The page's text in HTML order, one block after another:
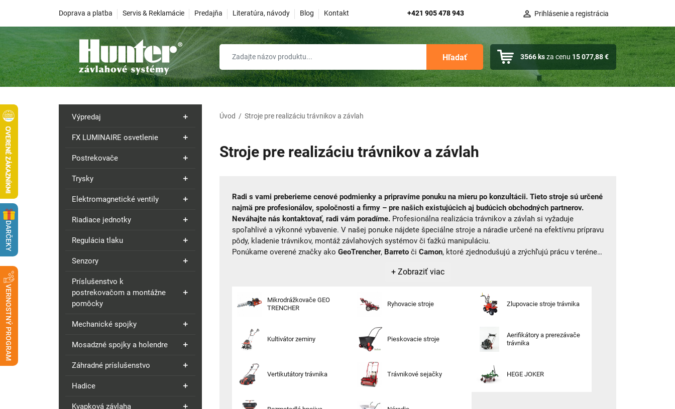
Doprava a platba Servis & Reklamácie Predajňa Literatúra, návody Blog Kontakt +421 905 478 943 Prihlásenie a registrácia
Hľadať 3566ksza cenu 15 077,88 €
Výpredaj
FX LUMINAIRE osvetlenie
Postrekovače
Trysky
Elektromagnetické ventily
Riadiace jednotky
Regulácia tlaku
Senzory
Príslušenstvo k
postrekovačom a montážne
pomôcky
Mechanické spojky
Mosadzné spojky a holendre
Záhradné príslušenstvo
Hadice
Kvapková závlaha
Úvod / Stroje pre realizáciu trávnikov a závlah
Stroje pre realizáciu trávnikov a závlah
Radi s vami preberieme cenové podmienky a pripravíme ponuku na mieru po konzultácii. Tieto stroje sú určené
najmä pre profesionálov, spoločnosti a firmy – pre našich existujúcich aj budúcich obchodných partnerov.
Neváhajte nás kontaktovať, radi vám poradíme.
spoľahlivé a výkonné vybavenie. V našej ponuke nájdete špeciálne stroje a náradie určené na efektívnu prípravu
pôdy, kladenie trávnikov, montáž závlahových systémov či ťažkú manipuláciu.
Ponúkame overené značky ako GeoTrencher, Barreto či Camon, ktoré zjednodušujú a zrýchľujú prácu v teréne.
+ Zobraziť viac
Mikrodrážkovače GEO
TRENCHER
Ryhovacie stroje Zlupovacie stroje trávnika
Kultivátor zeminy Pieskovacie stroje
Aerifikátory a prerezávače
trávnika
Vertikutátory trávnika Trávnikové sejačky HEGE JOKER
DARČEKY
VERNOSTNÝ PROGRAM